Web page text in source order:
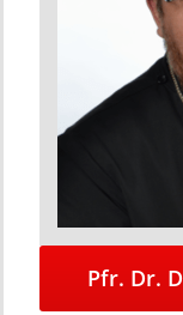
Pfr. Dr.